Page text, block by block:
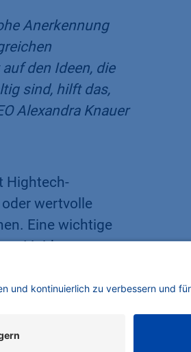
Anerkennung
den Ideen, die
sind, hilft das,
Alexandra Knauer
Hightech-
wertvolle
Eine wichtige
Lipid-
Impfung. Das
seit dem Jahr 2000
legen großen
als